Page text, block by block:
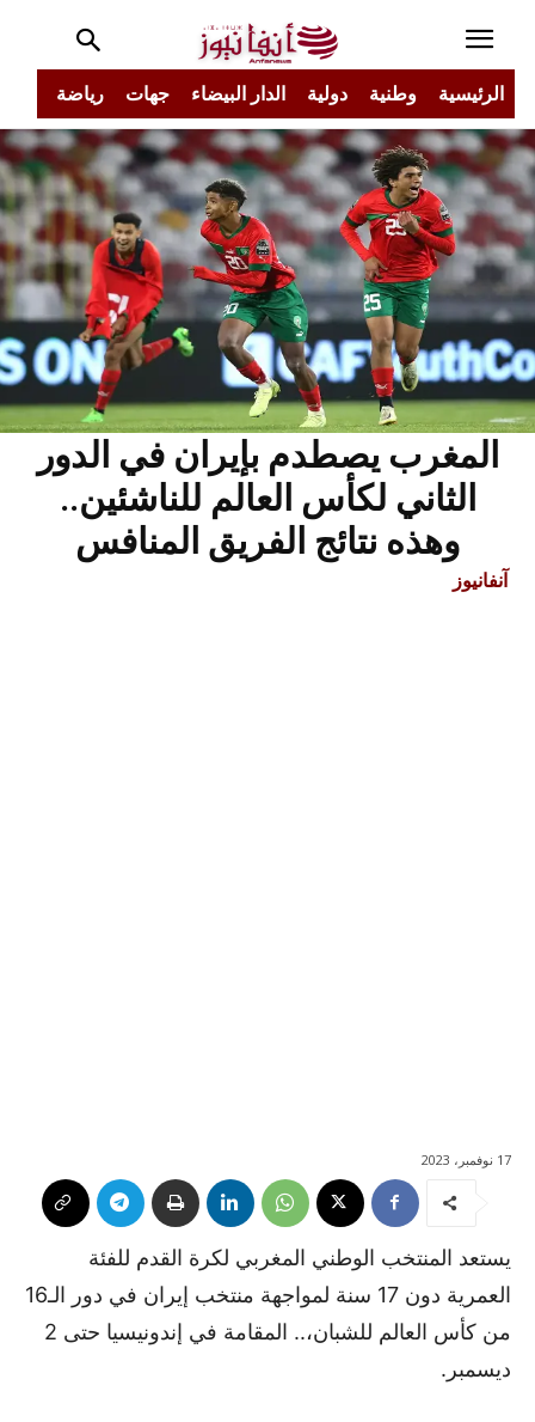
الرئيسية وطنية دولية الدار البيضاء جهات رياضة
المغرب يصطدم بإيران في الدور
الثاني لكأس العالم للناشئين..
وهذه نتائج الفريق المنافس
آنفانيوز
17 نوفمبر، 2023
يستعد المنتخب الوطني المغربي لكرة القدم للفئة
العمرية دون 17 سنة لمواجهة منتخب إيران في دور الـ16
من كأس العالم للشبان،.. المقامة في إندونيسيا حتى 2
ديسمبر.